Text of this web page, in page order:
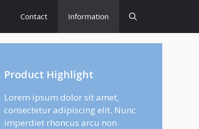
Contact Information
Product Highlight
Lorem ipsum dolor sit amet,
consectetur adipiscing elit. Nunc
imperdiet rhoncus arcu non